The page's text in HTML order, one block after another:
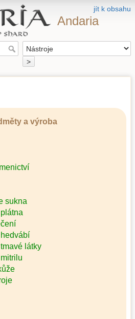
jít k obsahu
Andaria
>
a výroba
sukna
látky